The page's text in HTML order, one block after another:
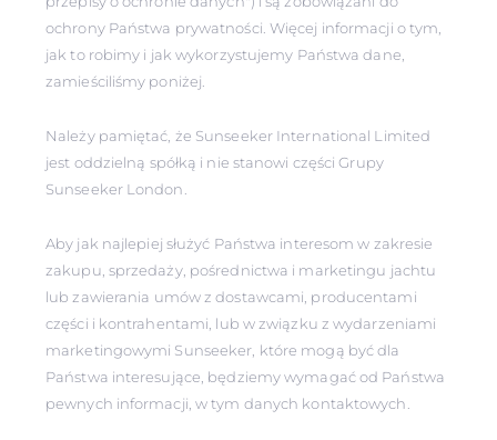
ochrony Państwa prywatności. Więcej informacji o tym,
jak to robimy i jak wykorzystujemy Państwa dane,
zamieściliśmy poniżej.
Należy pamiętać, że Sunseeker International Limited
jest oddzielną spółką i nie stanowi części Grupy
Sunseeker London.
Aby jak najlepiej służyć Państwa interesom w zakresie
zakupu, sprzedaży, pośrednictwa i marketingu jachtu
lub zawierania umów z dostawcami, producentami
części i kontrahentami, lub w związku z wydarzeniami
marketingowymi Sunseeker, które mogą być dla
Państwa interesujące, będziemy wymagać od Państwa
pewnych informacji, w tym danych kontaktowych.